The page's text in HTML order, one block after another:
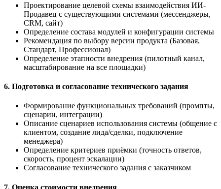
Проектирование целевой схемы взаимодействия ИИ-
Продавец с существующими системами (мессенджеры,
CRM, сайт)
Определение состава модулей и конфигурации системы
Рекомендация по выбору версии продукта (Базовая,
Стандарт, Профессионал)
Определение этапности внедрения (пилотный канал,
масштабирование на все площадки)
6. Подготовка и согласование технического задания
Формирование функциональных требований (промпты,
сценарии, интеграции)
Описание сценариев использования системы (общение с
клиентом, создание лида/сделки, подключение
менеджера)
Определение критериев приёмки (точность ответов,
скорость, процент эскалации)
Согласование технического задания с заказчиком
7. Оценка стоимости внедрения